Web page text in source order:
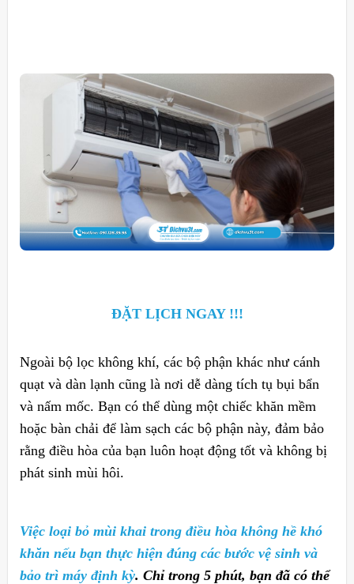
ĐẶT LỊCH NGAY !!!
Ngoài bộ lọc không khí, các bộ phận khác như cánh
quạt và dàn lạnh cũng là nơi dễ dàng tích tụ bụi bẩn
và nấm mốc. Bạn có thể dùng một chiếc khăn mềm
hoặc bàn chải để làm sạch các bộ phận này, đảm bảo
rằng điều hòa của bạn luôn hoạt động tốt và không bị
phát sinh mùi hôi.
Việc loại bỏ mùi khai trong điều hòa không hề khó
khăn nếu bạn thực hiện đúng các bước vệ sinh và
bảo trì máy định kỳ. Chỉ trong 5 phút, bạn đã có thể